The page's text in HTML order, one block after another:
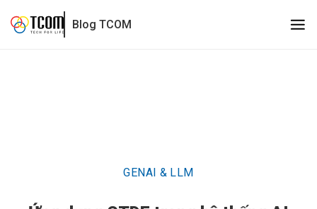
Blog TCOM
GENAI & LLM